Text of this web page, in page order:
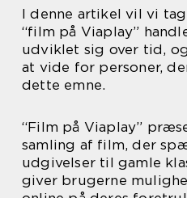
I denne artikel vil vi
“film på Viaplay”
udviklet sig over tid,
at vide for personer,
dette emne.
“Film på Viaplay”
samling af film, der
udgivelser til gamle
giver brugerne